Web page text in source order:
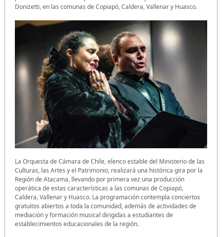
Donizetti, en las comunas de Copiapó, Caldera, Vallenar y Huasco.
La Orquesta de Cámara de Chile, elenco estable del Ministerio de las
Culturas, las Artes y el Patrimonio, realizará una histórica gira por la
Región de Atacama, llevando por primera vez una producción
operática de estas características a las comunas de Copiapó,
Caldera, Vallenar y Huasco. La programación contempla conciertos
gratuitos abiertos a toda la comunidad, además de actividades de
mediación y formación musical dirigidas a estudiantes de
establecimientos educacionales de la región.